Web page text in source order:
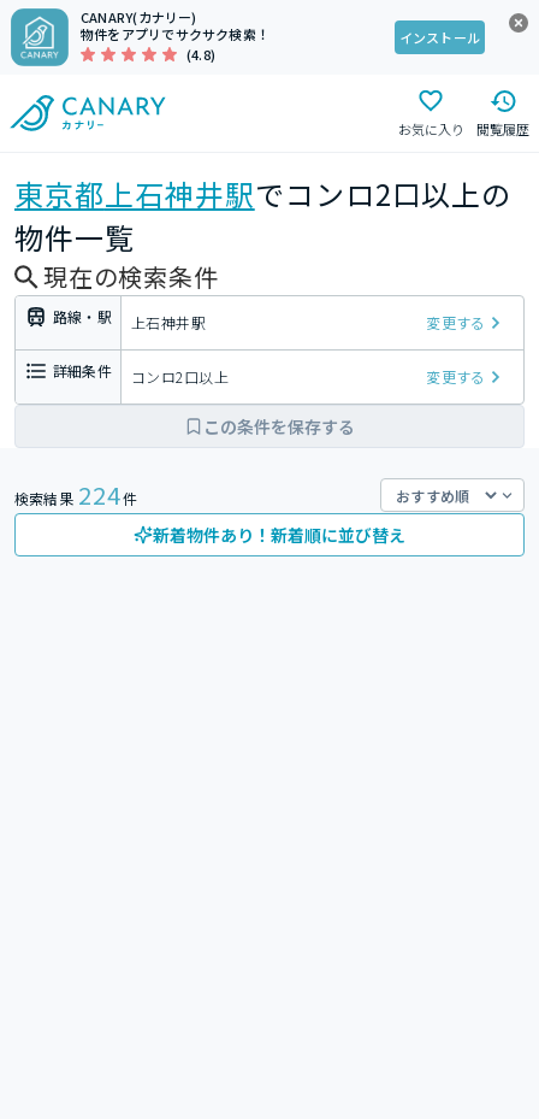
CANARY(カナリー)
物件をアプリでサクサク検索！
(4.8)
インストール
お気に入り 閲覧履歴
東京都上石神井駅でコンロ2口以上の
物件一覧
現在の検索条件
路線・駅 上石神井駅 変更する
詳細条件 コンロ2口以上 変更する
この条件を保存する
検索結果 224件
新着物件あり！新着順に並び替え